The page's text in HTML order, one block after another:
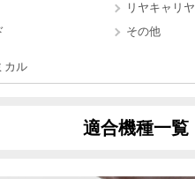
リヤキャリヤ
その他
カル
適合機種一覧